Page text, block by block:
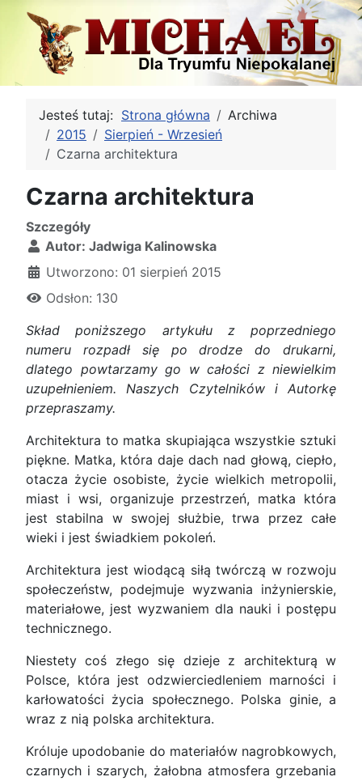
Jesteś tutaj: Strona główna
Archiwa
2015
Sierpień - Wrzesień
Czarna architektura
Czarna architektura
Szczegóły
Autor: Jadwiga Kalinowska
Utworzono: 01 sierpień 2015
Odsłon: 130
Skład poniższego artykułu z poprzedniego
numeru rozpadł się po drodze do drukarni,
dlatego powtarzamy go w całości z niewielkim
uzupełnieniem. Naszych Czytelników i Autorkę
przepraszamy.
Architektura to matka skupiająca wszystkie sztuki
piękne. Matka, która daje dach nad głową, ciepło,
otacza życie osobiste, życie wielkich metropolii,
miast i wsi, organizuje przestrzeń, matka która
jest stabilna w swojej służbie, trwa przez całe
wieki i jest świadkiem pokoleń.
Architektura jest wiodącą siłą twórczą w rozwoju
społeczeństw, podejmuje wyzwania inżynierskie,
materiałowe, jest wyzwaniem dla nauki i postępu
technicznego.
Niestety coś złego się dzieje z architekturą w
Polsce, która jest odzwierciedleniem marności i
karłowatości życia społecznego. Polska ginie, a
wraz z nią polska architektura.
Króluje upodobanie do materiałów nagrobkowych,
czarnych i szarych, żałobna atmosfera grzebania